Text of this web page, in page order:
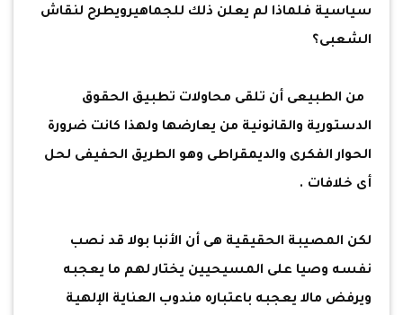
سياسية فلماذا لم يعلن ذلك للجماهيرويطرح لنقاش
الشعبى؟
من الطبيعى أن تلقى محاولات تطبيق الحقوق
الدستورية والقانونية من يعارضها ولهذا كانت ضرورة
الحوار الفكرى والديمقراطى وهو الطريق الحفيفى لحل
أى خلافات .
لكن المصيبة الحقيقية هى أن الأنبا بولا قد نصب
نفسه وصيا على المسيحيين يختار لهم ما يعجبه
ويرفض مالا يعجبه باعتباره مندوب العناية الإلهية